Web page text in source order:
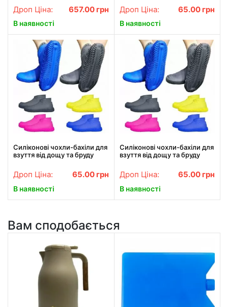
напоїв Бежевий
Дроп Ціна: 657.00 грн
В наявності
Дроп Ціна: 65.00 грн
В наявності
Силіконові чохли-бахіли для
взуття від дощу та бруду
Дроп Ціна: 65.00 грн
В наявності
Силіконові чохли-бахіли для
взуття від дощу та бруду
Дроп Ціна: 65.00 грн
В наявності
Вам сподобається